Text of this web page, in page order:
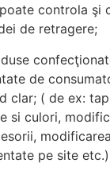
controla şi
de retragere;
de
clar; ( de ex:
si culori,
pe site etc.)